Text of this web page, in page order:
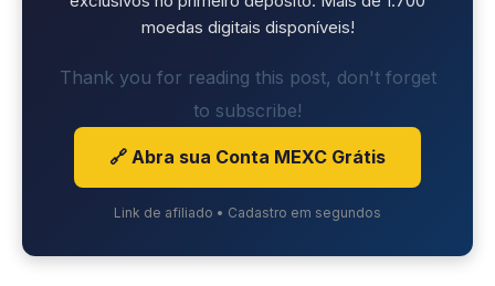
moedas digitais disponíveis!
Thank you for reading this post, don't forget
to subscribe!
🔗 Abra sua Conta MEXC Grátis
Link de afiliado • Cadastro em segundos